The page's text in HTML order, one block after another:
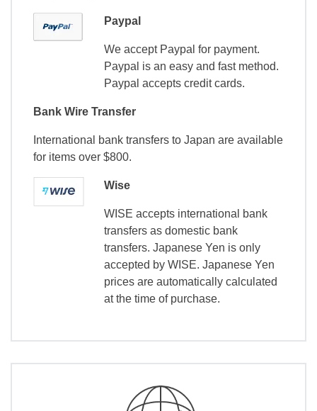
Paypal
We accept Paypal for payment.
Paypal is an easy and fast method.
Paypal accepts credit cards.
Bank Wire Transfer
International bank transfers to Japan are available
for items over $800.
Wise
WISE accepts international bank
transfers as domestic bank
transfers. Japanese Yen is only
accepted by WISE. Japanese Yen
prices are automatically calculated
at the time of purchase.